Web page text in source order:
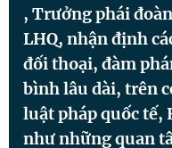
Theo dõi báo trên
0906 645 777
, Trưởng phái
LHQ, nhận định
đối thoại, đàm
bình lâu dài, trên
luật pháp quốc tế,
như những quan